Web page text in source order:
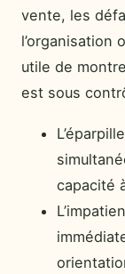
vente, les
l’organisation
utile de
est sous
capacité